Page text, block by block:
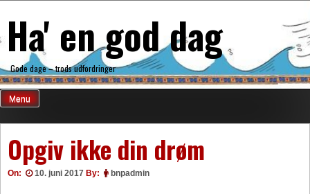
content
Ha' en god dag
Gode dage – trods udfordringer
Menu
Opgiv ikke din drøm
On: 10. juni 2017 By: bnpadmin